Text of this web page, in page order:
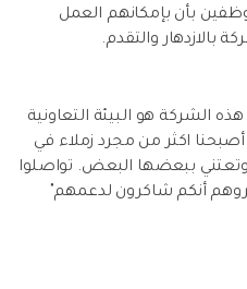
بأن بإمكانهم العمل
والتقدم.
هذه الشركة هو البيئة التعاونية
أصبحنا اكثر من مجرد زملاء في
وتعتني ببعضها البعض. تواصلوا
أنكم شاكرون لدعمهم"